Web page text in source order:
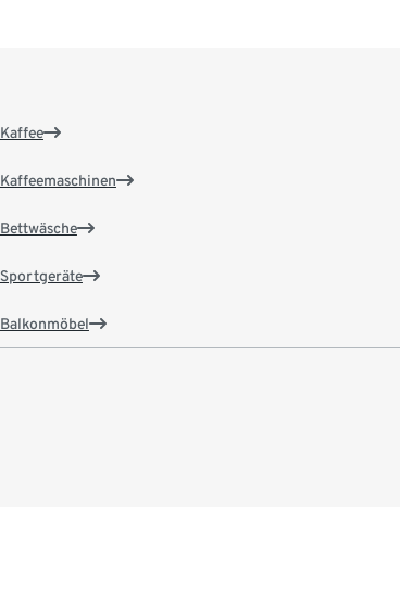
Kaffee
Kaffeemaschinen
Bettwäsche
Sportgeräte
Balkonmöbel